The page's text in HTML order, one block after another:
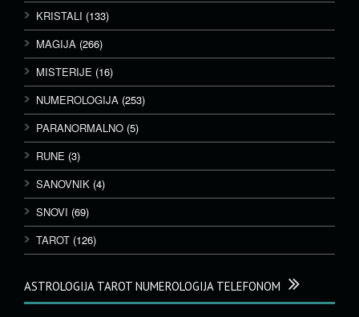
KRISTALI (133)
MAGIJA (266)
MISTERIJE (16)
NUMEROLOGIJA (253)
PARANORMALNO (5)
RUNE (3)
SANOVNIK (4)
SNOVI (69)
TAROT (126)
ASTROLOGIJA TAROT NUMEROLOGIJA TELEFONOM